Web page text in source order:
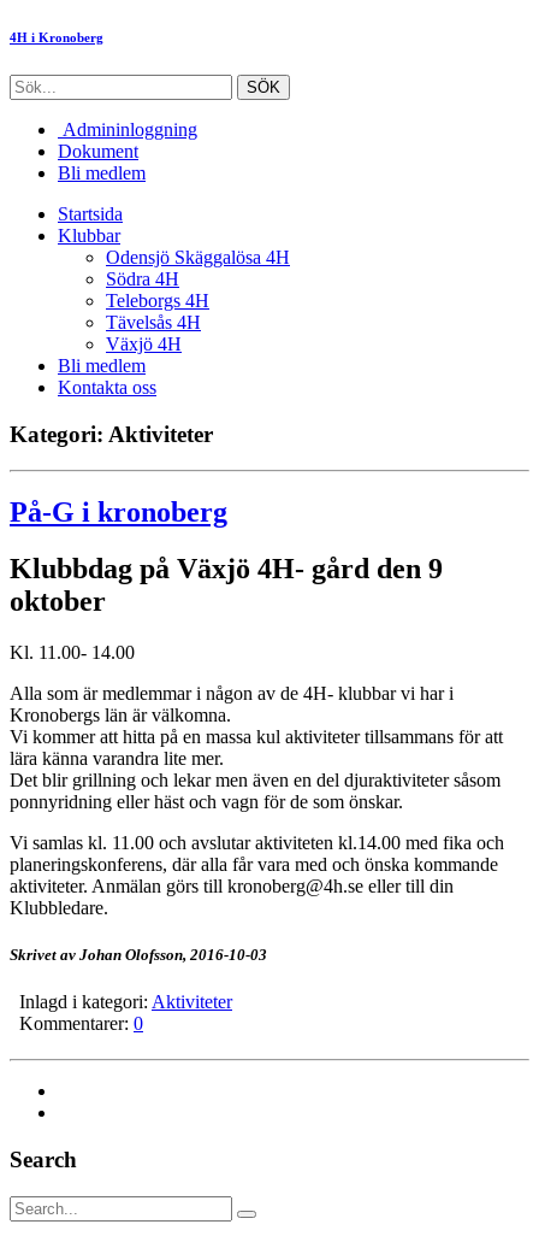
4H i Kronoberg
Admininloggning
Dokument
Bli medlem
Startsida
Klubbar
Odensjö Skäggalösa 4H
Södra 4H
Teleborgs 4H
Tävelsås 4H
Växjö 4H
Bli medlem
Kontakta oss
Kategori: Aktiviteter
På-G i kronoberg
Klubbdag på Växjö 4H- gård den 9
oktober
Kl. 11.00- 14.00
Alla som är medlemmar i någon av de 4H- klubbar vi har i
Kronobergs län är välkomna.
Vi kommer att hitta på en massa kul aktiviteter tillsammans för att
lära känna varandra lite mer.
Det blir grillning och lekar men även en del djuraktiviteter såsom
ponnyridning eller häst och vagn för de som önskar.
Vi samlas kl. 11.00 och avslutar aktiviteten kl.14.00 med fika och
planeringskonferens, där alla får vara med och önska kommande
aktiviteter. Anmälan görs till kronoberg@4h.se eller till din
Klubbledare.
Skrivet av Johan Olofsson, 2016-10-03
Inlagd i kategori: Aktiviteter
Kommentarer: 0
Search